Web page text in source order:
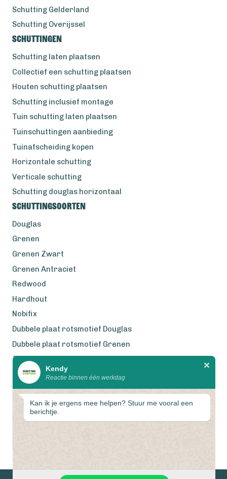
Schutting Gelderland
Schutting Overijssel
Schuttingen
Schutting laten plaatsen
Collectief een schutting plaatsen
Houten schutting plaatsen
Schutting inclusief montage
Tuin schutting laten plaatsen
Tuinschuttingen aanbieding
Tuinafscheiding kopen
Horizontale schutting
Verticale schutting
Schutting douglas horizontaal
Schuttingsoorten
Douglas
Grenen
Grenen Zwart
Grenen Antraciet
Redwood
Hardhout
Nobifix
Dubbele plaat rotsmotief Douglas
Dubbele plaat rotsmotief Grenen
Zweeds Rabat Douglas
Wij werken met eerlijke
gecertificeerde houtsoorten
Kendy
Reactie binnen één werkdag
Kan ik je ergens mee helpen? Stuur me vooral een
berichtje.